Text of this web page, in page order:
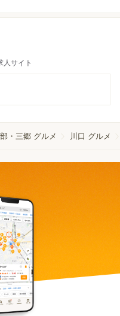
人サイト
・三郷 グルメ 川口 グルメ